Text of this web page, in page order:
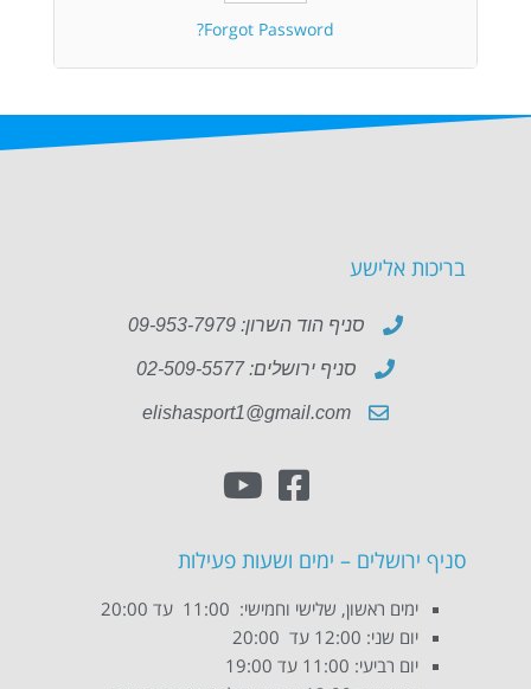
Forgot Password?
בריכות אלישע
סניף הוד השרון: 09-953-7979
סניף ירושלים: 02-509-5577
elishasport1@gmail.com
סניף ירושלים – ימים ושעות פעילות
ימים ראשון, שלישי וחמישי: 11:00 עד 20:00
יום שני: 12:00 עד 20:00
יום רביעי: 11:00 עד 19:00